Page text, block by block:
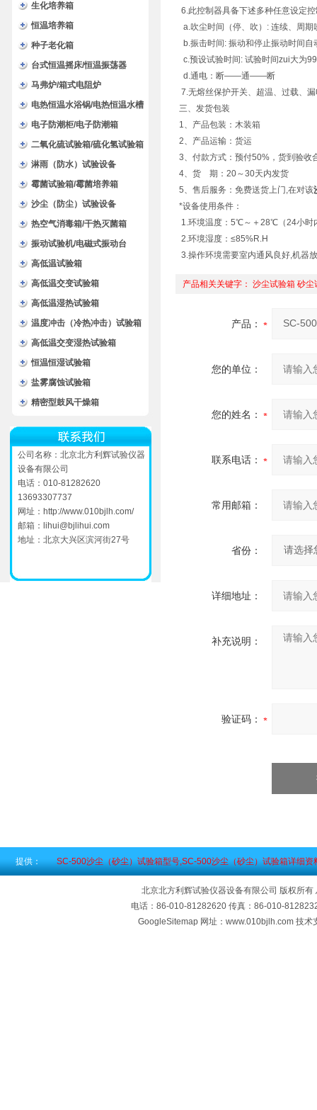
生化培养箱
恒温培养箱
种子老化箱
台式恒温摇床/恒温振荡器
马弗炉/箱式电阻炉
电热恒温水浴锅/电热恒温水槽
电子防潮柜/电子防潮箱
二氧化硫试验箱/硫化氢试验箱
淋雨（防水）试验设备
霉菌试验箱/霉菌培养箱
沙尘（防尘）试验设备
热空气消毒箱/干热灭菌箱
振动试验机/电磁式振动台
高低温试验箱
高低温交变试验箱
高低温湿热试验箱
温度冲击（冷热冲击）试验箱
高低温交变湿热试验箱
恒温恒湿试验箱
盐雾腐蚀试验箱
精密型鼓风干燥箱
公司名称：北京北方利辉试验仪器
设备有限公司
电话：010-81282620
13693307737
网址： http://www.010bjlh.com/
邮箱： lihui@bjlihui.com
地址：北京大兴区滨河街27号
6.此控制器具备下述多种任意设定
a.吹尘时间（停、吹）: 连续、周
b.振击时间: 振动和停止振动时间
c.预设试验时间: 试验时间zui大为
d.通电：断——通——断
7.无熔丝保护开关、超温、过载、
三、发货包装
1、产品包装：木装箱
2、产品运输：货运
3、付款方式：预付50%，货到验收
4、货 期：20～30天内发货
5、售后服务：免费送货上门,在对该
*设备使用条件：
1.环境温度：5℃～＋28℃（24小时
2.环境湿度：≤85%R.H
3.操作环境需要室内通风良好,机器
产品相关关键字： 沙尘试验箱 砂尘
产品：
您的单位：
您的姓名：
联系电话：
常用邮箱：
省份：
详细地址：
补充说明：
验证码：
提供： SC-500沙尘（砂尘）试验箱型号,SC-500沙尘（砂尘）试验箱详细资
北京北方利辉试验仪器设备有限公司 版权所有
电话：86-010-81282620 传真：86-010-
GoogleSitemap 网址：www.010bjlh.com 技